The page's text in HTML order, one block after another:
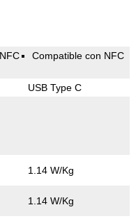
Compatible con NFC
USB Type C
1.14 W/Kg
1.14 W/Kg